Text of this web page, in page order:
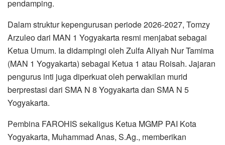
pendamping.
Dalam struktur kepengurusan periode 2026-2027, Tomzy
Arzuleo dari MAN 1 Yogyakarta resmi menjabat sebagai
Ketua Umum. Ia didampingi oleh Zulfa Aliyah Nur Tamima
(MAN 1 Yogyakarta) sebagai Ketua 1 atau Roisah. Jajaran
pengurus inti juga diperkuat oleh perwakilan murid
berprestasi dari SMA N 8 Yogyakarta dan SMA N 5
Yogyakarta.
Pembina FAROHIS sekaligus Ketua MGMP PAI Kota
Yogyakarta, Muhammad Anas, S.Ag., memberikan